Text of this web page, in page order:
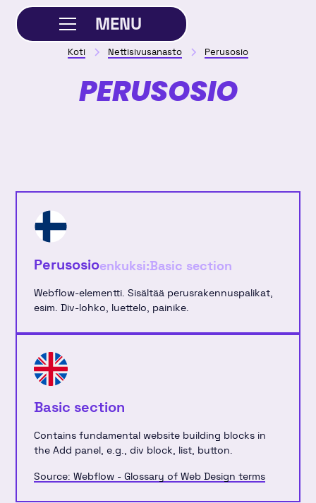
MENU
SULJE
Koti Nettisivusanasto Perusosio
PERUSOSIO
Perusosioenkuksi:Basic section
Webflow-elementti. Sisältää perusrakennuspalikat,
esim. Div-lohko, luettelo, painike.
Basic section
Contains fundamental website building blocks in
the Add panel, e.g., div block, list, button.
Source: Webflow - Glossary of Web Design terms